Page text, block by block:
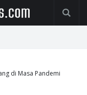
di Masa Pandemi